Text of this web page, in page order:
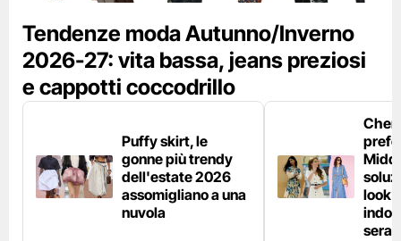
Tendenze moda Autunno/Inverno
2026-27: vita bassa, jeans preziosi
e cappotti coccodrillo
Puffy skirt, le
gonne più trendy
dell'estate 2026
assomigliano a una
nuvola
look
sera